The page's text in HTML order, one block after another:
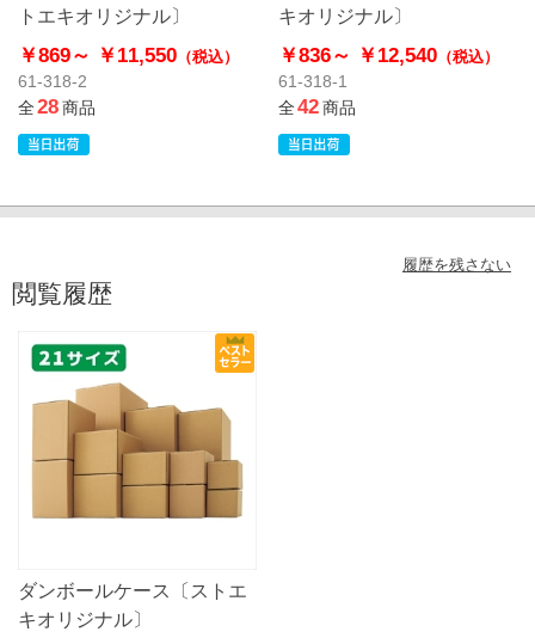
トエキオリジナル〕
￥869～ ￥11,550 （税込）
61-318-2
全28商品
キオリジナル〕
￥836～ ￥12,540（税込）
61-318-1
全42商品
履歴を残さない
閲覧履歴
ダンボールケース〔ストエ
キオリジナル〕